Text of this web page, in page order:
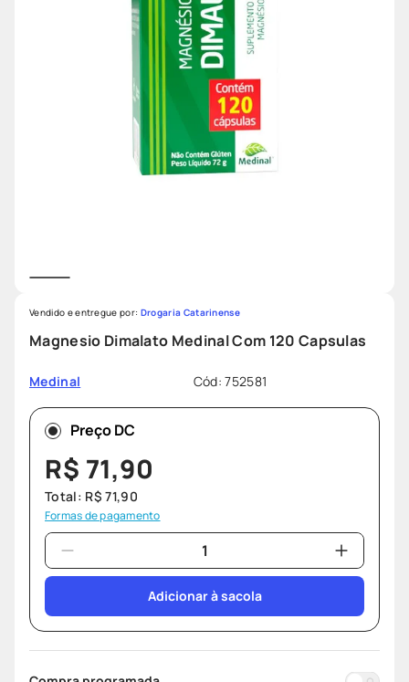
Magnesio Dimalato Medinal Com 120 Capsulas
Medinal Cód:752581
Vendido e entregue por: Drogaria Catarinense
Preço DC
R$ 71,90
Total: R$ 71,90
Formas de pagamento
Adicionar à sacola